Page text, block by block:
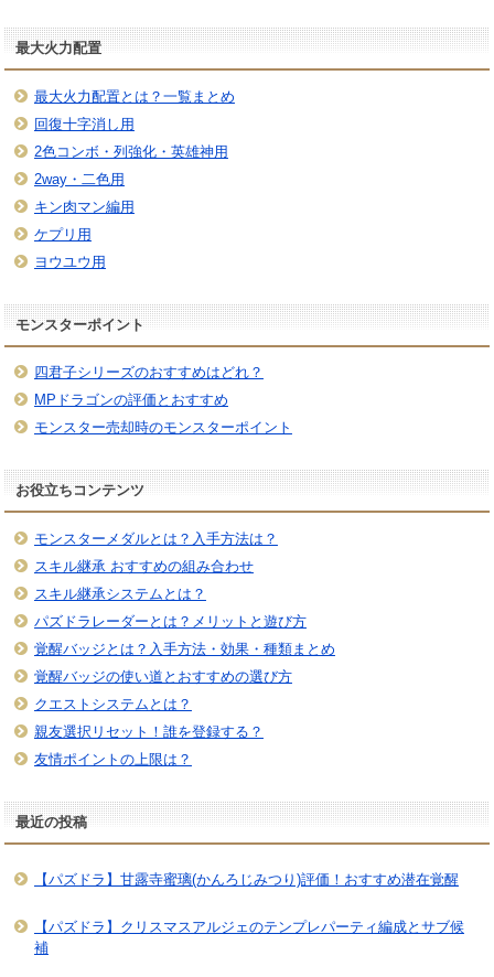
最大火力配置
最大火力配置とは？一覧まとめ
回復十字消し用
2色コンボ・列強化・英雄神用
2way・二色用
キン肉マン編用
ケプリ用
ヨウユウ用
モンスターポイント
四君子シリーズのおすすめはどれ？
MPドラゴンの評価とおすすめ
モンスター売却時のモンスターポイント
お役立ちコンテンツ
モンスターメダルとは？入手方法は？
スキル継承 おすすめの組み合わせ
スキル継承システムとは？
パズドラレーダーとは？メリットと遊び方
覚醒バッジとは？入手方法・効果・種類まとめ
覚醒バッジの使い道とおすすめの選び方
クエストシステムとは？
親友選択リセット！誰を登録する？
友情ポイントの上限は？
最近の投稿
【パズドラ】甘露寺蜜璃(かんろじみつり)評価！おすすめ潜在覚醒
【パズドラ】クリスマスアルジェのテンプレパーティ編成とサブ候
補